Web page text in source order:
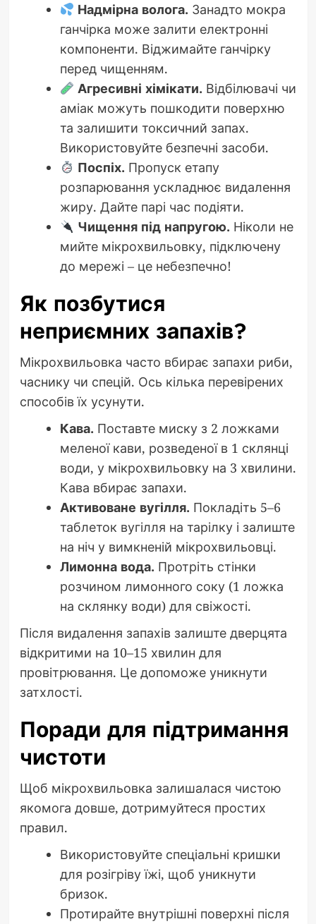
Надмірна волога. Занадто мокра
ганчірка може залити електронні
компоненти. Віджимайте ганчірку
перед чищенням.
Агресивні хімікати. Відбілювачі чи
аміак можуть пошкодити поверхню
та залишити токсичний запах.
Використовуйте безпечні засоби.
Поспіх. Пропуск етапу
розпарювання ускладнює видалення
жиру. Дайте парі час подіяти.
Чищення під напругою. Ніколи не
мийте мікрохвильовку, підключену
до мережі – це небезпечно!
Як позбутися
неприємних запахів?
Мікрохвильовка часто вбирає запахи риби,
часнику чи спецій. Ось кілька перевірених
способів їх усунути.
Кава. Поставте миску з 2 ложками
меленої кави, розведеної в 1 склянці
води, у мікрохвильовку на 3 хвилини.
Кава вбирає запахи.
Активоване вугілля. Покладіть 5–6
таблеток вугілля на тарілку і залиште
на ніч у вимкненій мікрохвильовці.
Лимонна вода. Протріть стінки
розчином лимонного соку (1 ложка
на склянку води) для свіжості.
Після видалення запахів залиште дверцята
відкритими на 10–15 хвилин для
провітрювання. Це допоможе уникнути
затхлості.
Поради для підтримання
чистоти
Щоб мікрохвильовка залишалася чистою
якомога довше, дотримуйтеся простих
правил.
Використовуйте спеціальні кришки
для розігріву їжі, щоб уникнути
бризок.
Протирайте внутрішні поверхні після